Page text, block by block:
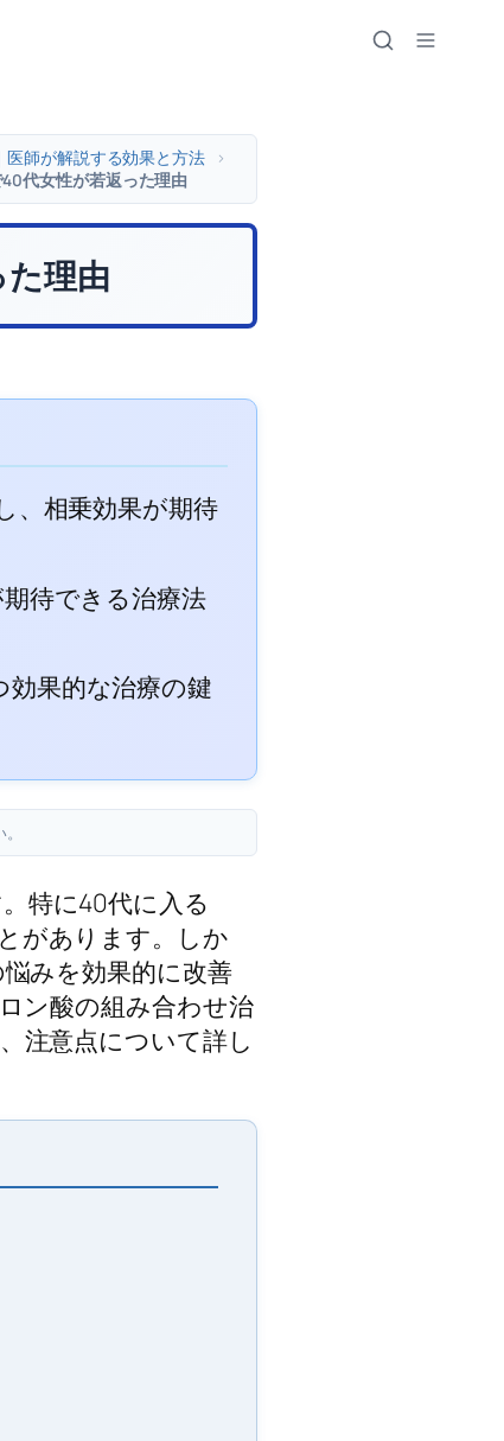
医師が解説する効果と方法
>
40代女性が若返った理由
た理由
、相乗効果が期待
待できる治療法
果的な治療の鍵
特に40代に入る
があります。しか
みを効果的に改善
ン酸の組み合わせ治
注意点について詳し